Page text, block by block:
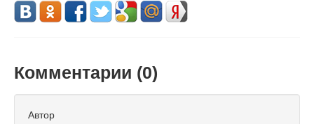
Комментарии (0)
Автор